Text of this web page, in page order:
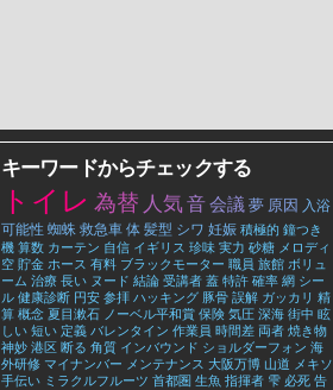
キーワードからチェックする
トイレ 為替 人気 音会議 夢 原因 入浴
可能性 蜘蛛 救急車 体 髪型 シワ 妊娠 積極的 鐘つき
機 算数 カーテン 自信 イギリス 珍味 実力 砂糖 メロディ
空 貯金 ホース 有料 ブラックモーター 職員 旅館 ボリュ
ーム 治療 長い ヌード 結論 受講者 蓋 特許 確率 網 シー
ル 健康診断 円安 参拝 ハッキング 豚骨 誤解 ガッカリ 精
算 概念 夏目漱石 ノーベル平和賞 保険 気圧 深海 街中 眩
しい 短い 定義 バレンタイン 作業員 時間差 両者 焼き物
神妙 港区 断る 角質 インバウンド ショルダーフォン 海
外研修 マイナンバー メンテナンス 大阪万博 山道 メキソ
手伝い ミラクルフルーツ 首都圏 生魚 指揮者 雫 必死 告